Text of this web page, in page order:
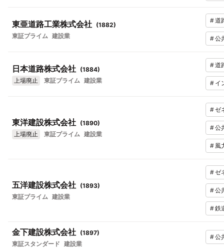
東亜道路工業株式会社 (1882)
東証プライム 建設業
#道
#公
日本道路株式会社 (1884)
上場廃止
東証プライム 建設業
#道
# イ
東洋建設株式会社 (1890)
上場廃止
東証プライム 建設業
#ゼ
#公
# 風
五洋建設株式会社 (1893)
東証プライム 建設業
#ゼ
#公
#鉄
金下建設株式会社 (1897)
東証スタンダード 建設業
#公